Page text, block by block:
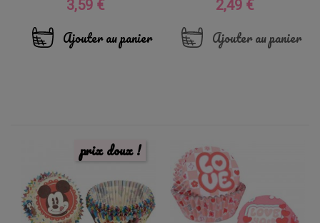
Prix
3,59 €
Ajouter au panier
Prix
2,49 €
Ajouter au panier
prix doux !